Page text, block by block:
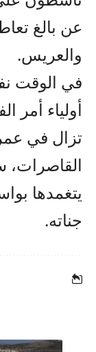
عن بالغ
والعريس.
في الوقت
أولياء أمر
القاصرات،
يتغمدها
جناته.